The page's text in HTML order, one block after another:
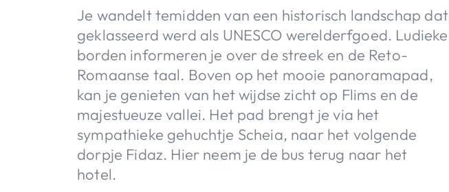
Je wandelt temidden van een historisch landschap dat
geklasseerd werd als UNESCO werelderfgoed. Ludieke
borden informeren je over de streek en de Reto-
Romaanse taal. Boven op het mooie panoramapad,
kan je genieten van het wijdse zicht op Flims en de
majestueuze vallei. Het pad brengt je via het
sympathieke gehuchtje Scheia, naar het volgende
dorpje Fidaz. Hier neem je de bus terug naar het
hotel.